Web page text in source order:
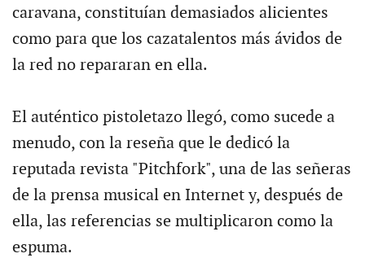
caravana, constituían demasiados alicientes
como para que los cazatalentos más ávidos de
la red no repararan en ella.
El auténtico pistoletazo llegó, como sucede a
menudo, con la reseña que le dedicó la
reputada revista "Pitchfork", una de las señeras
de la prensa musical en Internet y, después de
ella, las referencias se multiplicaron como la
espuma.